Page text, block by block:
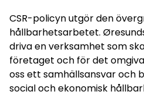
CSR-policyn utgör den
hållbarhetsarbetet.
driva en verksamhet som
företaget och för det
oss ett samhällsansvar och
social och ekonomisk